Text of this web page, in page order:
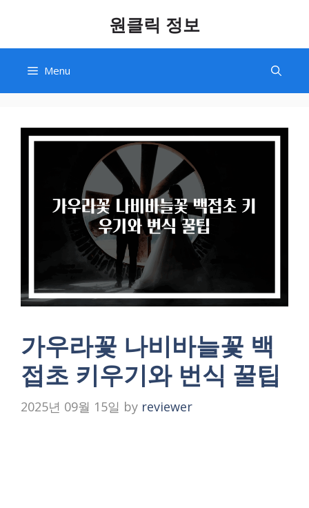
content
원클릭 정보
Menu
가우라꽃 나비바늘꽃 백
접초 키우기와 번식 꿀팁
2025년 09월 15일 by reviewer